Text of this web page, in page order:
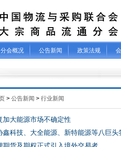
分会概况 公告新闻 政策法规
> 公告新闻 > 行业新闻
加大能源市场不确定性
鑫科技、大全能源、新特能源等八巨